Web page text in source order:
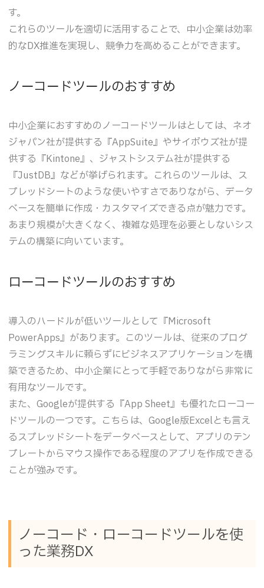
す。
これらのツールを適切に活用することで、中小企業は効率
的なDX推進を実現し、競争力を高めることができます。
ノーコードツールのおすすめ
中小企業におすすめのノーコードツールはとしては、ネオ
ジャパン社が提供する『AppSuite』やサイボウズ社が提
供する『Kintone』、ジャストシステム社が提供する
『JustDB』などが挙げられます。これらのツールは、ス
プレッドシートのような使いやすさでありながら、データ
ベースを簡単に作成・カスタマイズできる点が魅力です。
あまり規模が大きくなく、複雑な処理を必要としないシス
テムの構築に向いています。
ローコードツールのおすすめ
導入のハードルが低いツールとして『Microsoft
PowerApps』があります。このツールは、従来のプログ
ラミングスキルに頼らずにビジネスアプリケーションを構
築できるため、中小企業にとって手軽でありながら非常に
有用なツールです。
また、Googleが提供する『App Sheet』も優れたローコー
ドツールの一つです。こちらは、Google版Excelとも言え
るスプレッドシートをデータベースとして、アプリのテン
プレートからマウス操作である程度のアプリを作成できる
ことが強みです。
ノーコード・ローコードツールを使
った業務DX